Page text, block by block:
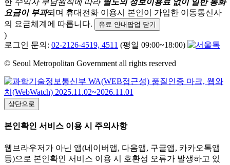
한 수익자 부담원칙에 따라 별도의 정보이용료 없이 일반 통화
요금이 부과되며 휴대전화 이용시 본인이 가입한 이동통신사
의 요금체계에 따릅니다.
유료 안내팝업 닫기
)
로그인 문의: 02-2126-4519, 4511 (평일 09:00~18:00)
© Seoul Metropolitan Government all rights reserved
상단으로
본인확인 서비스 이용 시 주의사항
웹브라우저가 아닌 앱(네이버앱, 다음앱, 구글앱, 카카오톡앱
등)으로 본인확인 서비스 이용 시 호환성 오류가 발생하고 있